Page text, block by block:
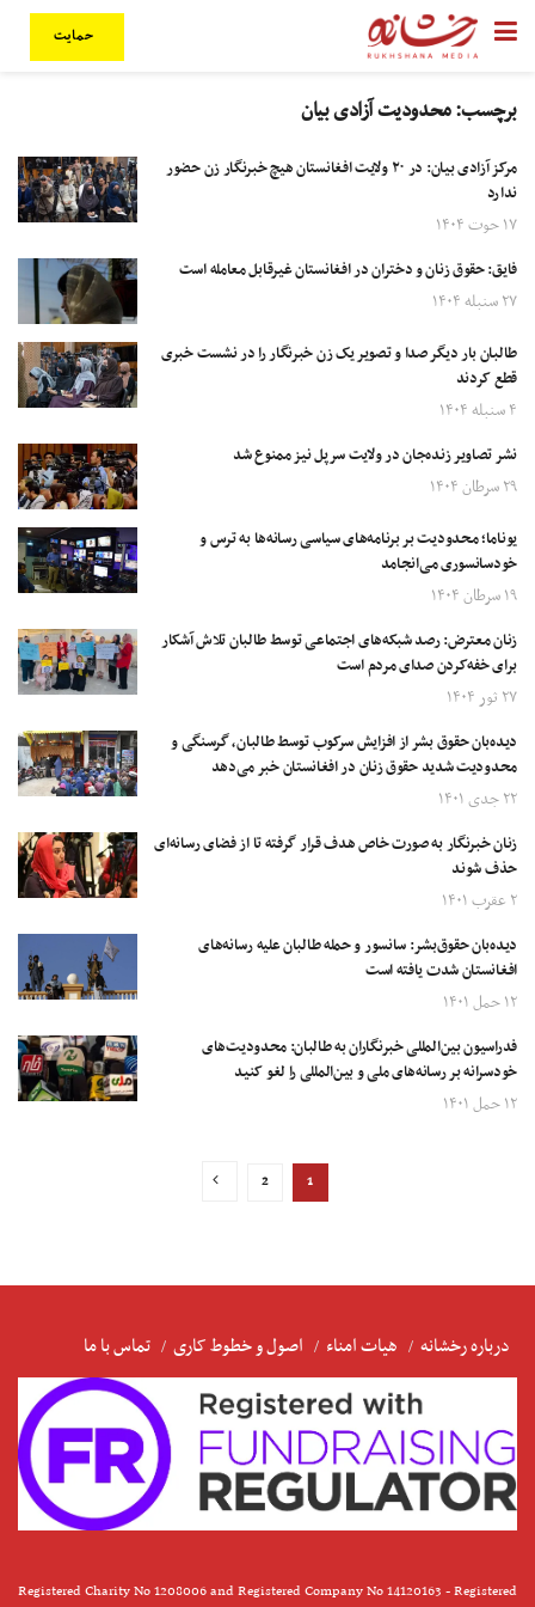
حمایت
برچسب:محدودیت آزادی بیان
مرکز آزادی بیان: در ۲۰ ولایت افغانستان هیچ خبرنگار زن حضور
ندارد
۱۷ حوت ۱۴۰۴
فایق: حقوق زنان و دختران در افغانستان غیرقابل معامله است
۲۷ سنبله ۱۴۰۴
طالبان بار دیگر صدا و تصویر یک زن خبرنگار را در نشست خبری
قطع کردند
۴ سنبله ۱۴۰۴
نشر تصاویر زنده‌جان در ولایت سرپل نیز ممنوع شد
۲۹ سرطان ۱۴۰۴
یوناما؛ محدودیت بر برنامه‌های سیاسی رسانه‌ها به ترس و
خودسانسوری می‌انجامد
۱۹ سرطان ۱۴۰۴
زنان معترض: رصد شبکه‌های اجتماعی توسط طالبان تلاش آشکار
برای خفه‌کردن صدای مردم است
۲۷ ثور ۱۴۰۴
دیده‌بان حقوق بشر از افزایش سرکوب توسط طالبان، گرسنگی و
محدودیت شدید حقوق زنان در افغانستان خبر می‌دهد
۲۲ جدی ۱۴۰۱
زنان خبرنگار به صورت خاص هدف قرار گرفته تا از فضای رسانه‌ای
حذف شوند
۲ عقرب ۱۴۰۱
دیده‌بان حقوق‌بشر: سانسور و حمله طالبان علیه رسانه‌های
افغانستان شدت یافته است
۱۲ حمل ۱۴۰۱
فدراسیون بین‌المللی خبرنگاران به طالبان: محدودیت‌های
خودسرانه بر رسانه‌های ملی و بین‌المللی را لغو کنید
۱۲ حمل ۱۴۰۱
1
2
درباره رخشانه هیات امناء اصول و خطوط کاری تماس با ما
Registered Charity No 1208006 and Registered Company No 14120163 - Registered